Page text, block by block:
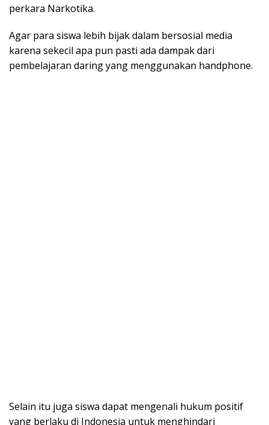
perkara Narkotika.
Agar para siswa lebih bijak dalam bersosial media
karena sekecil apa pun pasti ada dampak dari
pembelajaran daring yang menggunakan handphone.
Selain itu juga siswa dapat mengenali hukum positif
yang berlaku di Indonesia untuk menghindari